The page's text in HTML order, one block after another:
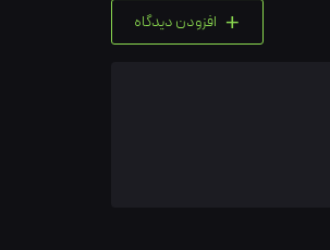
+ افزودن دیدگاه